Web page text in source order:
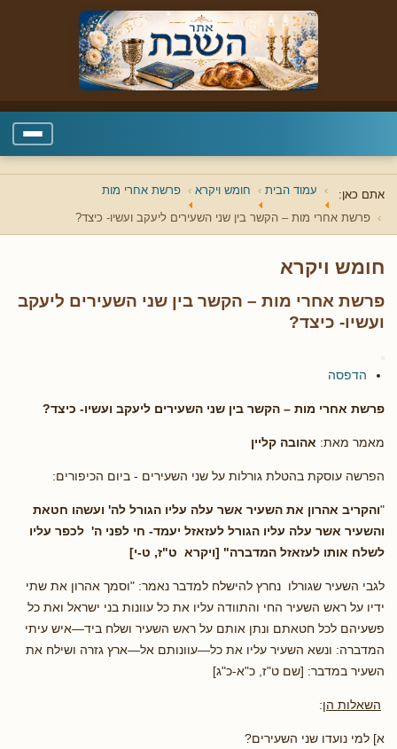
אתם כאן: עמוד הבית חומש ויקרא פרשת אחרי מות
פרשת אחרי מות – הקשר בין שני השעירים ליעקב ועשיו- כיצד?
חומש ויקרא
פרשת אחרי מות – הקשר בין שני השעירים ליעקב
ועשיו- כיצד?
הדפסה
פרשת אחרי מות – הקשר בין שני השעירים ליעקב ועשיו- כיצד?
מאמר מאת: אהובה קליין
הפרשה עוסקת בהטלת גורלות על שני השעירים - ביום הכיפורים:
"והקריב אהרון את השעיר אשר עלה עליו הגורל לה' ועשהו חטאת
והשעיר אשר עלה עליו הגורל לעזאזל יעמד- חי לפני ה' לכפר עליו
לשלח אותו לעזאזל המדברה" [ויקרא ט"ז, ט-י]
לגבי השעיר שגורלו נחרץ להישלח למדבר נאמר: "וסמך אהרון את שתי
ידיו על ראש השעיר החי והתוודה עליו את כל עוונות בני ישראל ואת כל
פשעיהם לכל חטאתם ונתן אותם על ראש השעיר ושלח ביד—איש עיתי
המדברה: ונשא השעיר עליו את כל—עוונותם אל—ארץ גזרה ושילח את
השעיר במדבר: [שם ט"ז, כ"א-כ"ג]
השאלות הן:
א] למי נועדו שני השעירים?